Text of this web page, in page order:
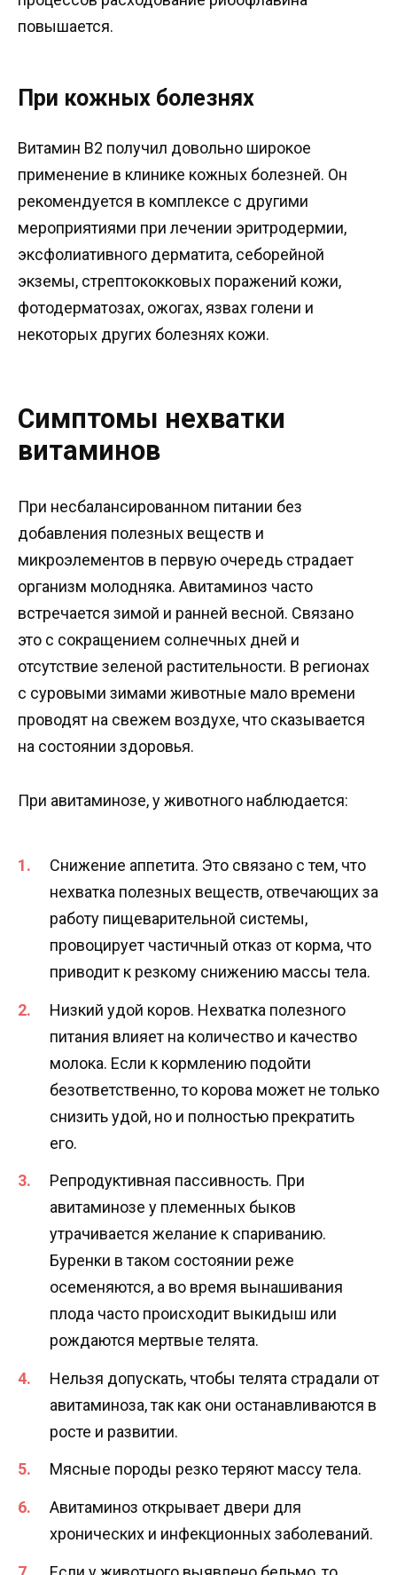
повышается.
При кожных болезнях
Витамин В2 получил довольно широкое
применение в клинике кожных болезней. Он
рекомендуется в комплексе с другими
мероприятиями при лечении эритродермии,
эксфолиативного дерматита, себорейной
экземы, стрептококковых поражений кожи,
фотодерматозах, ожогах, язвах голени и
некоторых других болезнях кожи.
Симптомы нехватки
витаминов
При несбалансированном питании без
добавления полезных веществ и
микроэлементов в первую очередь страдает
организм молодняка. Авитаминоз часто
встречается зимой и ранней весной. Связано
это с сокращением солнечных дней и
отсутствие зеленой растительности. В регионах
с суровыми зимами животные мало времени
проводят на свежем воздухе, что сказывается
на состоянии здоровья.
При авитаминозе, у животного наблюдается:
Снижение аппетита. Это связано с тем, что
нехватка полезных веществ, отвечающих за
работу пищеварительной системы,
провоцирует частичный отказ от корма, что
приводит к резкому снижению массы тела.
Низкий удой коров. Нехватка полезного
питания влияет на количество и качество
молока. Если к кормлению подойти
безответственно, то корова может не только
снизить удой, но и полностью прекратить
его.
Репродуктивная пассивность. При
авитаминозе у племенных быков
утрачивается желание к спариванию.
Буренки в таком состоянии реже
осеменяются, а во время вынашивания
плода часто происходит выкидыш или
рождаются мертвые телята.
Нельзя допускать, чтобы телята страдали от
авитаминоза, так как они останавливаются в
росте и развитии.
Мясные породы резко теряют массу тела.
Авитаминоз открывает двери для
хронических и инфекционных заболеваний.